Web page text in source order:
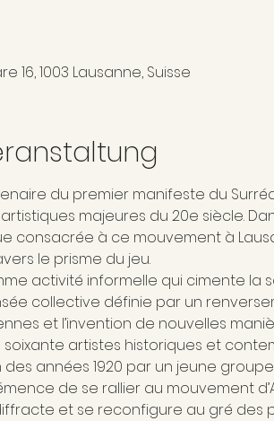
16, 1003 Lausanne, Suisse
du premier manifeste du
majeures du 20e siècle.
consacrée à ce mouvement à
le prisme du jeu.
activité informelle qui cimente la
collective définie par un
et l’invention de nouvelles
artistes historiques et
années 1920 par un jeune
de se rallier au mouvement
et se reconfigure au gré des